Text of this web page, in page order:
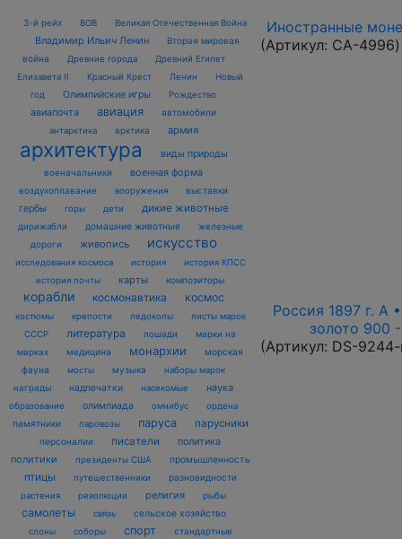
3-й рейх ВОВ Великая Отечественная Война
Владимир Ильич Ленин
Вторая мировая
война
Древние города
Древний Египет
Елизавета II
Красный Крест Ленин
Новый
год
Олимпийские игры Рождество
авиапочта авиация автомобили
антарктика арктика армия
архитектура виды природы
военачальники военная форма
воздухоплавание вооружения выставки
гербы горы дети дикие животные
дирижабли домашние животные
железные
дороги
живопись искусство
исследования космоса история
история КПСС
история почты
карты композиторы
корабли космонавтика космос
костюмы крепости ледоколы
листы марок
СССР
литература лошади
марки на
марках
медицина монархии
морская
фауна
мосты музыка наборы марок
награды надпечатки насекомые наука
образование олимпиада омнибус ордена
памятники паровозы паруса парусники
персоналии писатели
политика
политики
президенты США промышленность
птицы путешественники разновидности
растения революции религия рыбы
самолеты связь сельское хозяйство
слоны соборы спорт
стандартные
Иностранные
(Артикул: CA-4996)
Россия 1897 г. А
золото 900
(Артикул: DS-